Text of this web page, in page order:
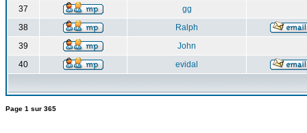
37
gg
38
Ralph
39
John
40
evidal
Page 1 sur 365